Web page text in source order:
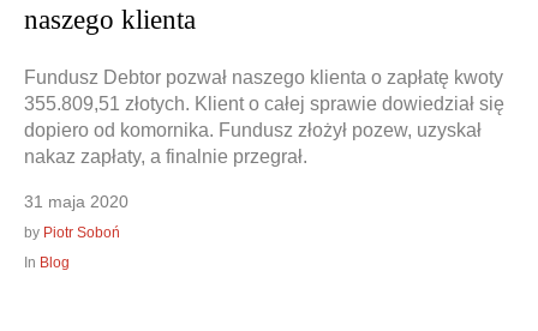
naszego klienta
Fundusz Debtor pozwał naszego klienta o zapłatę kwoty
355.809,51 złotych. Klient o całej sprawie dowiedział się
dopiero od komornika. Fundusz złożył pozew, uzyskał
nakaz zapłaty, a finalnie przegrał.
31 maja 2020
by Piotr Soboń
In Blog